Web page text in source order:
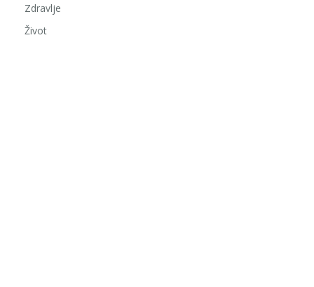
Zdravlje
Život